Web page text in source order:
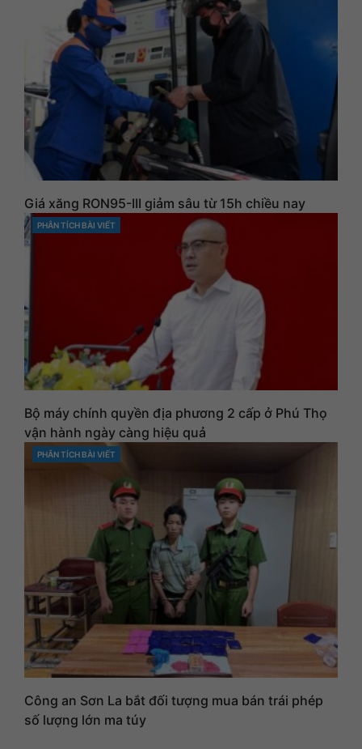
Giá xăng RON95-III giảm sâu từ 15h chiều nay
CATEGORIES
PHÂN TÍCH BÀI VIẾT
Bộ máy chính quyền địa phương 2 cấp ở Phú Thọ
vận hành ngày càng hiệu quả
CATEGORIES
PHÂN TÍCH BÀI VIẾT
Công an Sơn La bắt đối tượng mua bán trái phép
số lượng lớn ma túy